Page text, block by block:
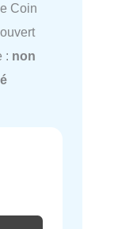
Coin
: non